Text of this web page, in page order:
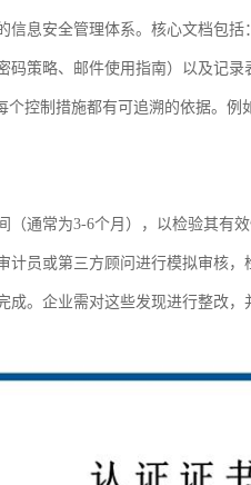
信息安全管理体系。核心文档包
码策略、邮件使用指南）以及记
控制措施都有可追溯的依据。
通常为3-6个月），以检验其有
计员或第三方顾问进行模拟审核
。企业需对这些发现进行整改，